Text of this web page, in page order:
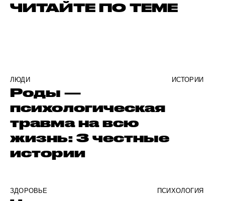
ЧИТАЙТЕ ПО ТЕМЕ
ЛЮДИ ИСТОРИИ
Роды —
психологическая
травма на всю
жизнь: 3 честные
истории
ЗДОРОВЬЕ ПСИХОЛОГИЯ